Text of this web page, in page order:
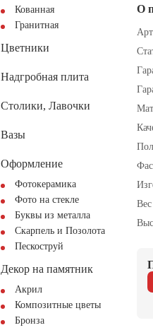
Кованная
Гранитная
Цветники
Надгробная плита
Столики, Лавочки
Вазы
Оформление
Фотокерамика
Фото на стекле
Буквы из металла
Скарпель и Позолота
Пескоструй
Декор на памятник
Акрил
Композитные цветы
Бронза
О